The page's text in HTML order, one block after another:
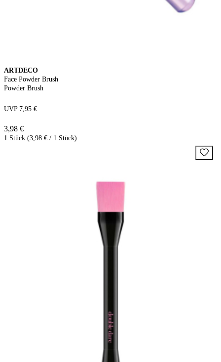
ARTDECO
Face Powder Brush
Powder Brush
UVP 7,95 €
3,98 €
1 Stück (3,98 € / 1 Stück)